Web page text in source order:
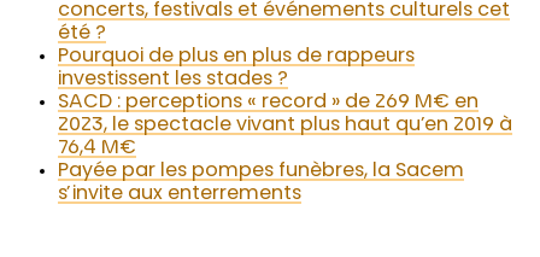
concerts, festivals et événements culturels cet
été ?
Pourquoi de plus en plus de rappeurs
investissent les stades ?
SACD : perceptions « record » de 269 M€ en
2023, le spectacle vivant plus haut qu’en 2019 à
76,4 M€
Payée par les pompes funèbres, la Sacem
s’invite aux enterrements